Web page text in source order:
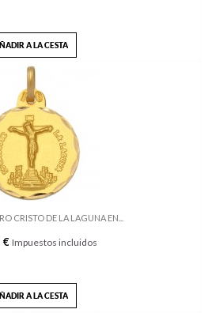
A LA CESTA
CRISTO DE LA LAGUNA EN...
€ Impuestos incluidos
A LA CESTA